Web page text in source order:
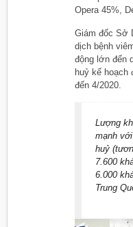
Opera 45%,
Giám đốc Sở
dịch bệnh
động lớn đến
huỷ kế hoạch
đến 4/2020.
Lượng
mạnh
huỷ
7.600
6.000
Trung